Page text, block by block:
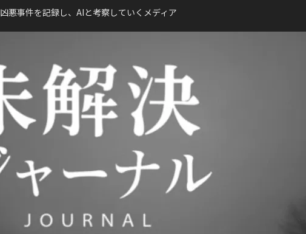
凶悪事件を記録し、AIと考察していくメディア